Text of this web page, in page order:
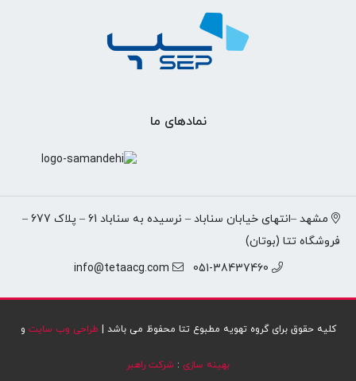
نمادهای ما
مشهد –انتهای خیابان سناباد – نرسیده به سناباد 61 – پلاک 677 –
فروشگاه تتا (بوتان)
051-38437460
info@tetaacg.com
کلیه حقوق برای گروه تهویه مطبوع تتا محفوظ می باشد | طراحی وب سایت و
بهینه سازی : شرکت راهبر